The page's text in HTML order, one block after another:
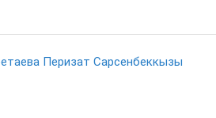
Перизат Сарсенбеккызы